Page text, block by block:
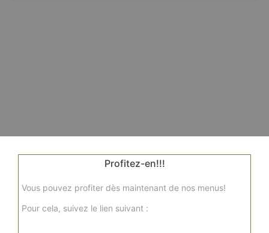
Profitez-en!!!
Vous pouvez profiter dès maintenant de nos menus!
Pour cela, suivez le lien suivant :